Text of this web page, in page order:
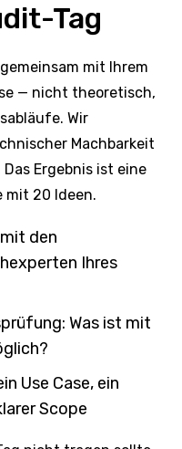
Tag
mit Ihrem
— nicht theoretisch,
Wir
Machbarkeit
Ergebnis ist eine
mit 20 Ideen.
den
Ihres
Was ist mit
Use Case, ein
Scope